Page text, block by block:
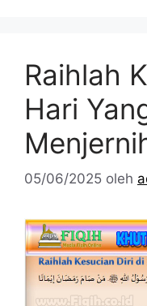
Raihlah
Hari
05/06/2025 oleh